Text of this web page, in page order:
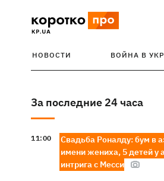
НОВОСТИ ВОЙНА В
За последние 24 часа
11:00
Свадьба Роналду: бум в
имени жениха, 5 детей у
интрига с Месси